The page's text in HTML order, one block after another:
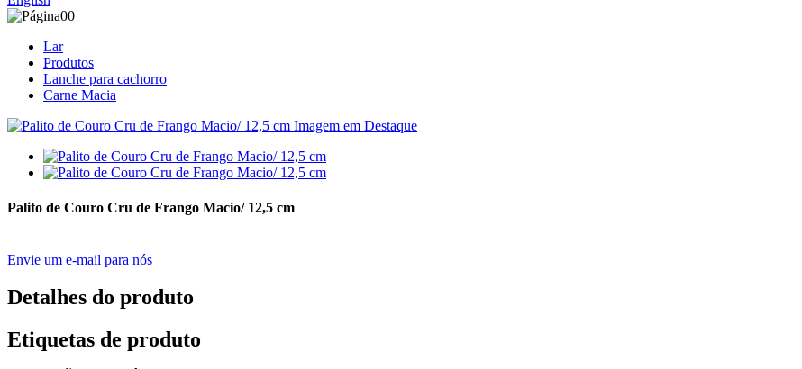
Lar
Produtos
Lanche para cachorro
Carne Macia
Palito de Couro Cru de Frango Macio/ 12,5 cm
Envie um e-mail para nós
Detalhes do produto
Etiquetas de produto